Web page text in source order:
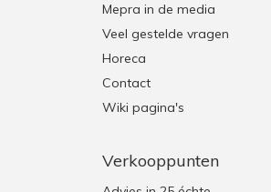
Mepra in de media
Veel gestelde vragen
Horeca
Contact
Wiki pagina's
Verkooppunten